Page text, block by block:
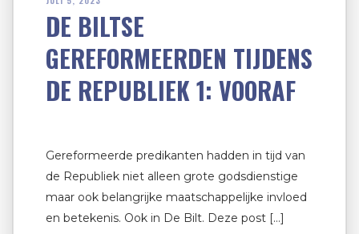
DE BILTSE
GEREFORMEERDEN TIJDENS
DE REPUBLIEK 1: VOORAF
Gereformeerde predikanten hadden in tijd van
de Republiek niet alleen grote godsdienstige
maar ook belangrijke maatschappelijke invloed
en betekenis. Ook in De Bilt. Deze post […]